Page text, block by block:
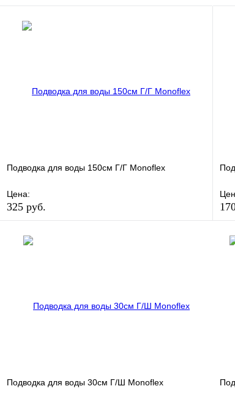
В корзину
Подводка для воды 150см Г/Г Monoflex
Цена:
325 руб.
Купить в 1 клик
Подводка для воды 30см Г/Ш Monoflex